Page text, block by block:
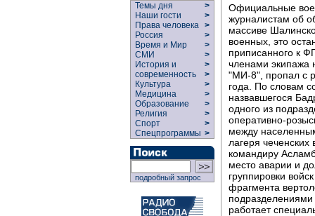
Темы дня
>
Наши гости
>
Права человека >
Россия
>
Время и Мир
>
СМИ
>
История и
современность
>
>
Культура
>
Медицина
>
Образование
>
Религия
>
Спорт
>
Спецпрограммы >
подробный запрос
Официальные
журналистам об
массиве
военных, это
приписанного к
членами экипажа
"МИ-8", пропал с
года. По словам
назвавшегося
одного из
оперативно-
между
лагеря
командиру
место аварии и
группировки
фрагмента
работает